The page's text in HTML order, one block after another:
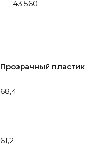
43 560
Прозрачный пластик
68,4
61,2